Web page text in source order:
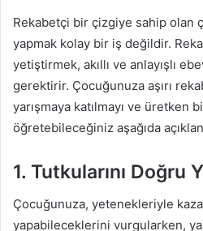
Rekabetçi bir çizgiye sahip olan
yapmak kolay bir iş değildir.
yetiştirmek, akıllı ve anlayışlı
gerektirir. Çocuğunuza aşırı
yarışmaya katılmayı ve üretken
öğretebileceğiniz aşağıda
1. Tutkularını Doğru
Çocuğunuza, yetenekleriyle
yapabileceklerini vurgularken,